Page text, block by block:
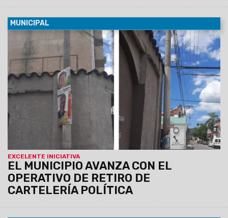
MUNICIPAL
EXCELENTE INICIATIVA
EL MUNICIPIO AVANZA CON EL
OPERATIVO DE RETIRO DE
CARTELERÍA POLÍTICA
Desde el área de Espacios Públicos se trabaja
en la limpieza de calles y avenidas de la ciudad. Equipos
municipales realizan el levantamiento de pancartas,
pasacalles y publicidades dando cumplimiento a la
Ordenanza 13.777.